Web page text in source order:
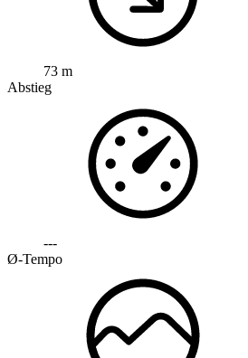
73 m
Abstieg
---
Ø-Tempo